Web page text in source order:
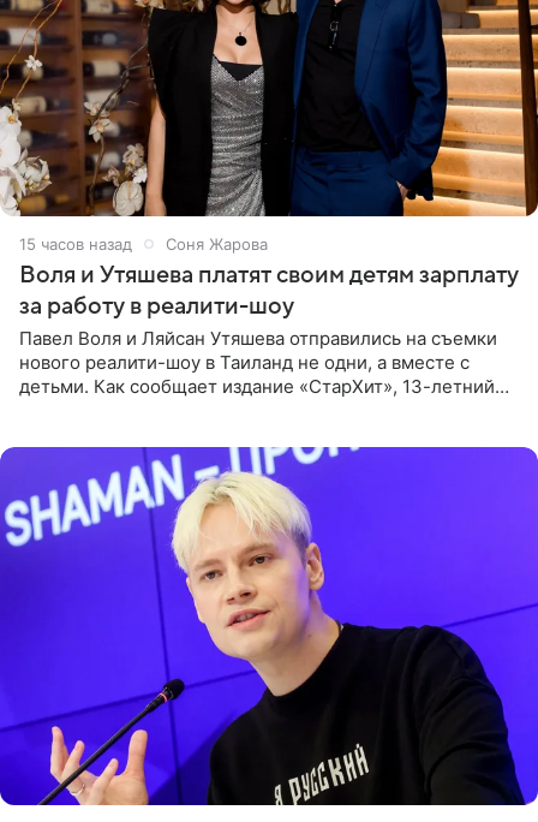
15 часов назад Соня Жарова
Воля и Утяшева платят своим детям зарплату
за работу в реалити-шоу
Павел Воля и Ляйсан Утяшева отправились на съемки
нового реалити-шоу в Таиланд не одни, а вместе с
детьми. Как сообщает издание «СтарХит», 13-летний